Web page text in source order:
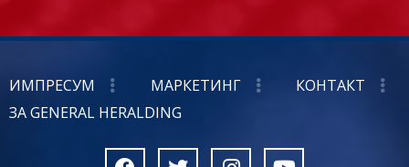
ИМПРЕСУМ МАРКЕТИНГ
КОНТАКТ
ЗА GENERAL HERALDING